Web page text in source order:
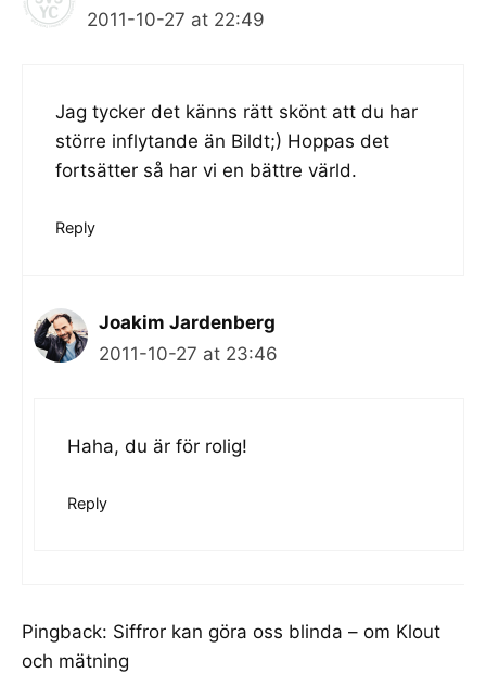
2011-10-27 at 22:49
Jag tycker det känns rätt skönt att du har
större inflytande än Bildt;) Hoppas det
fortsätter så har vi en bättre värld.
Reply
Joakim Jardenberg
2011-10-27 at 23:46
Haha, du är för rolig!
Reply
Pingback: Siffror kan göra oss blinda – om Klout
och mätning